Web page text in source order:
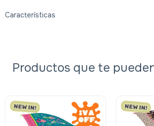
Características
Productos que te